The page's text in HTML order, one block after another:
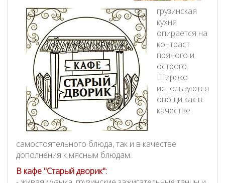
грузинская
кухня
опирается на
контраст
пряного и
острого.
Широко
используются
овощи как в
качестве
самостоятельного блюда, так и в качестве
дополнения к мясным блюдам.
В кафе "Старый дворик":